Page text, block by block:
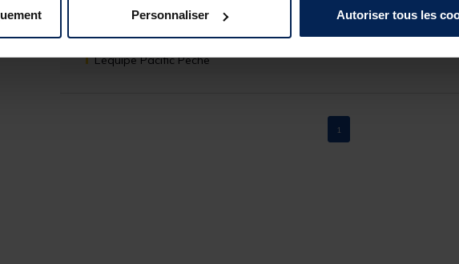
Personnaliser Autoriser tous les
Bonjour,
L’équipe Pacific Pêche
1